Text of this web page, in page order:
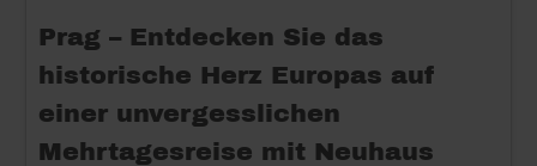
Prag – Entdecken Sie das
historische Herz Europas auf
einer unvergesslichen
Mehrtagesreise mit Neuhaus